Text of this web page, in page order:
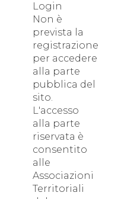
Login
Non è
prevista la
registrazione
per accedere
alla parte
pubblica del
sito.
L'accesso
alla parte
riservata è
consentito
alle
Associazioni
Territoriali